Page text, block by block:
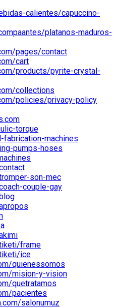
calientes/capuccino-
platanos-maduros-
pages/contact
cart
products/pyrite-crystal-
collections
policies/privacy-policy
torque
fabrication-machines
pumps-hoses
son-mec
couple-gay
frame
ice
quienessomos
mision-y-vision
quetratamos
pacientes
salonumuz